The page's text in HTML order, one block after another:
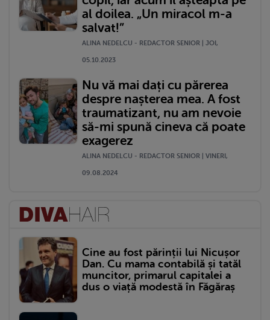
al doilea. „Un miracol m-a
salvat!”
ALINA NEDELCU - REDACTOR SENIOR | JOI,
05.10.2023
Nu vă mai dați cu părerea
despre nașterea mea. A fost
traumatizant, nu am nevoie
să-mi spună cineva că poate
exagerez
ALINA NEDELCU - REDACTOR SENIOR | VINERI,
09.08.2024
Cine au fost părinții lui Nicușor
Dan. Cu mama contabilă și tatăl
muncitor, primarul capitalei a
dus o viață modestă în Făgăraș